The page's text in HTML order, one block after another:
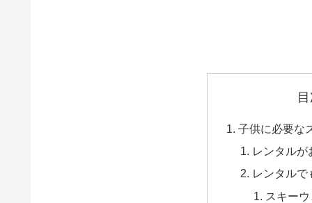
子供に必要な
レンタルが
レンタルで
スキー